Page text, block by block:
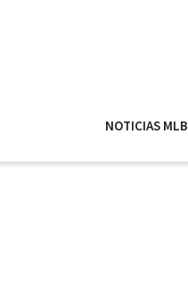
NOTICIAS MLB